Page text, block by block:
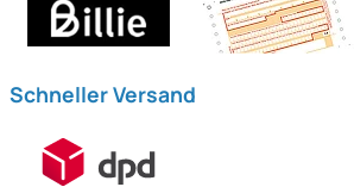
Schneller Versand